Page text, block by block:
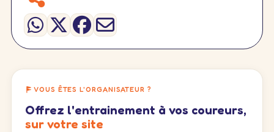
VOUS ÊTES L'ORGANISATEUR ?
Offrez l'entrainement à vos coureurs,
sur votre site